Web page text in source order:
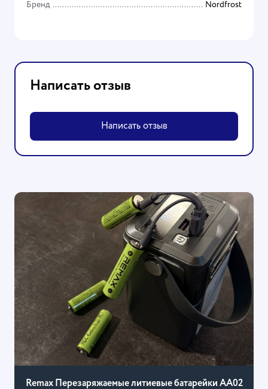
Бренд Nordfrost
Написать отзыв
Написать отзыв
Remax Перезаряжаемые литиевые батарейки AA02